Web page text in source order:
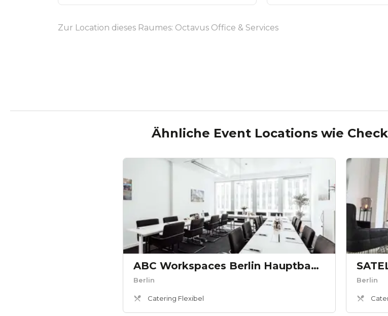
Zur Location dieses Raumes: Octavus Office & Services
Ähnliche Event Locations wie
ABC Workspaces Berlin Hauptbahnhof - Bundestag
Berlin
Catering Flexibel
Berlin